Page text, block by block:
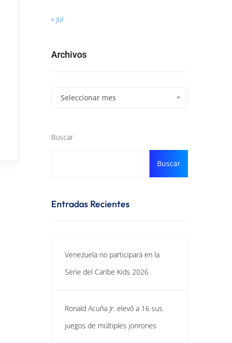
« Jul
Archivos
Seleccionar mes
Buscar
Buscar
Entradas Recientes
Venezuela no participará en la
Serie del Caribe Kids 2026
Ronald Acuña Jr. elevó a 16 sus
juegos de múltiples jonrones